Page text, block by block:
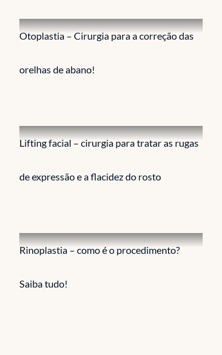
Otoplastia – Cirurgia para a correção das
orelhas de abano!
Lifting facial – cirurgia para tratar as rugas
de expressão e a flacidez do rosto
Rinoplastia – como é o procedimento?
Saiba tudo!